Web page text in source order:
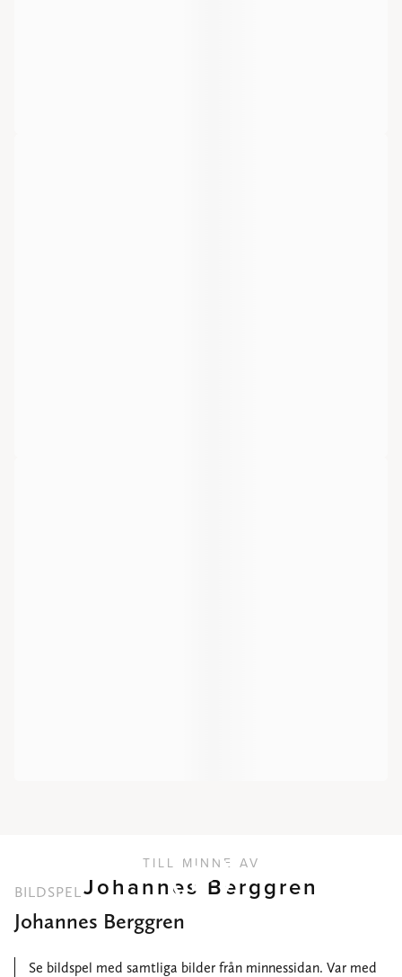
TILL MINNE AV
Johannes Berggren
BILDSPEL
Johannes Berggren
Se bildspel med samtliga bilder från minnessidan. Var med